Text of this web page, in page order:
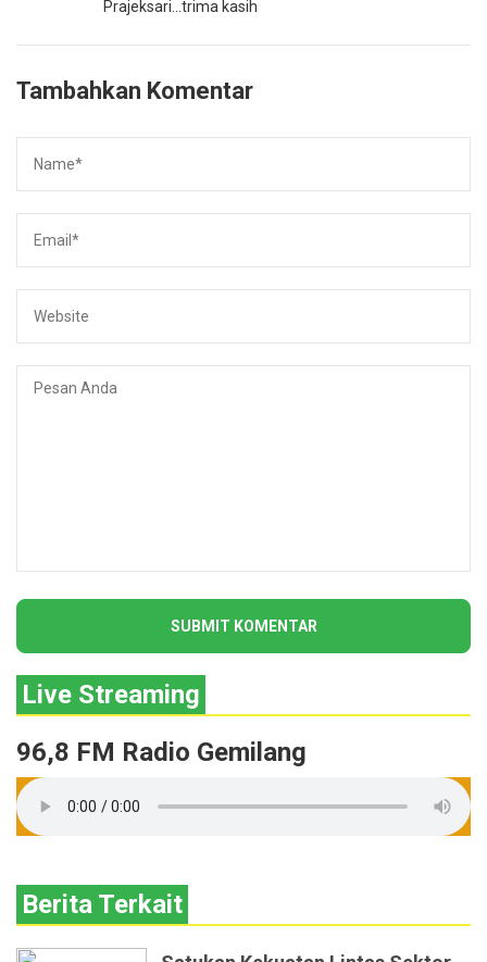
Prajeksari...trima kasih
Tambahkan Komentar
Live Streaming
96,8 FM Radio Gemilang
Berita Terkait